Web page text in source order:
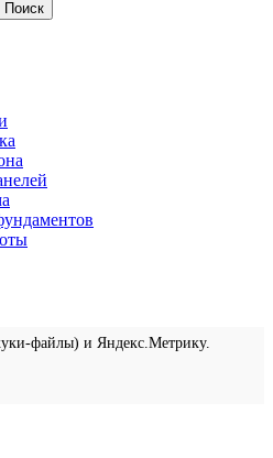
Поиск
файлы) и Яндекс.Метрику.